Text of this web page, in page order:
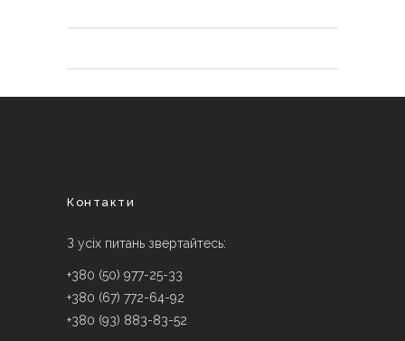
Контакти
З усіх питань звертайтесь:
+380 (50) 977-25-33
+380 (67) 772-64-92
+380 (93) 883-83-52